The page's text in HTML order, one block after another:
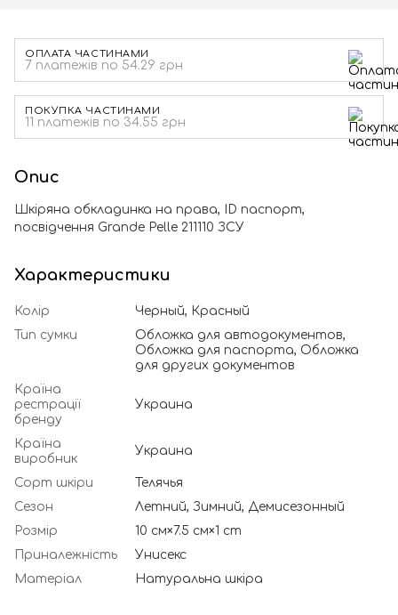
ОПЛАТА ЧАСТИНАМИ
7 платежів по 54.29 грн
ПОКУПКА ЧАСТИНАМИ
11 платежів по 34.55 грн
Опис
Шкіряна обкладинка на права, ID паспорт,
посвідчення Grande Pelle 211110 ЗСУ
Характеристики
Колір
Черный, Красный
Тип сумки
Обложка для автодокументов,
Обложка для паспорта, Обложка
для других документов
Країна
рестрації
бренду
Украина
Країна
виробник
Украина
Сорт шкіри
Телячья
Сезон
Летний, Зимний, Демисезонный
Розмір
10 см×7.5 см×1 cm
Приналежність
Унисекс
Матеріал
Натуральна шкіра